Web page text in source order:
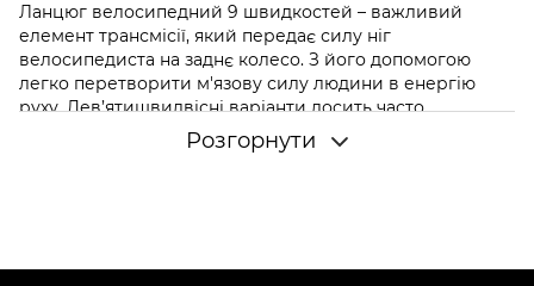
Ланцюг велосипедний 9 швидкостей – важливий
елемент трансмісії, який передає силу ніг
велосипедиста на заднє колесо. З його допомогою
легко перетворити м'язову силу людини в енергію
руху. Дев’ятишвидвісні варіанти досить часто
зустрічаються на гірських велосипедах.
передач, щоб підходити під більшу кількість зірочок. По
Розгорнути